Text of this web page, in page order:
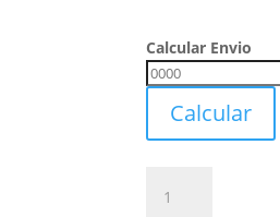
Calcular Envio
Calcular
Envio
Calcular
Rotativa